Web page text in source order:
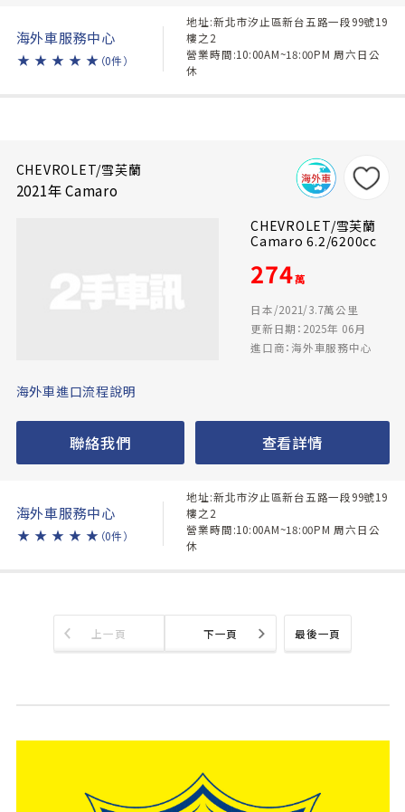
海外車服務中心
★ ★ ★ ★ ★ （0件）
地址:新北市汐止區新台五路一段99號19
樓之2
營業時間:10:00AM~18:00PM 周六日公
休
CHEVROLET/雪芙蘭
2021年 Camaro
CHEVROLET/雪芙蘭
Camaro 6.2/6200cc
274萬
日本/2021/3.7萬公里
更新日期：2025年 06月
進口商：海外車服務中心
海外車進口流程說明
聯絡我們 查看詳情
海外車服務中心
★ ★ ★ ★ ★ （0件）
地址:新北市汐止區新台五路一段99號19
樓之2
營業時間:10:00AM~18:00PM 周六日公
休
最後一頁
上一頁 下一頁